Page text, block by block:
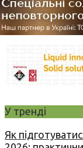
У тренді
Як